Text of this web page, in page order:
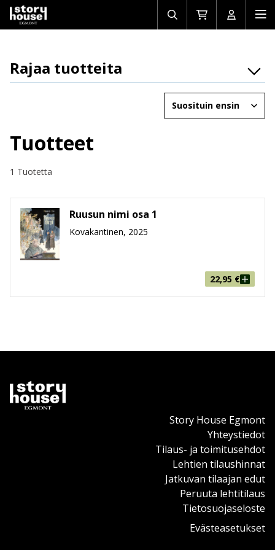
Avaa/sulje
haku
Siirry
ostoskoriin
Avaa/
Rajaa tuotteita
Osasto
Tuotemuoto
Hinta
Järjestä
Tuotteet
1 Tuotetta
Ruusun nimi osa 1
Kovakantinen, 2025
22,95 €
Story House Egmont
Yhteystiedot
Tilaus- ja toimitusehdot
Lehtien tilaushinnat
Jatkuvan tilaajan edut
Peruuta lehtitilaus
Tietosuojaseloste
Evästeasetukset